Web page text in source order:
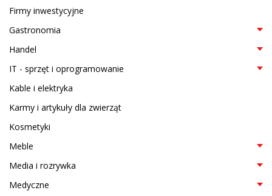
Firmy inwestycyjne
Gastronomia
Handel
IT - sprzęt i oprogramowanie
Kable i elektryka
Karmy i artykuły dla zwierząt
Kosmetyki
Meble
Media i rozrywka
Medyczne